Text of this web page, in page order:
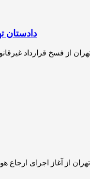
دادستان تهران: